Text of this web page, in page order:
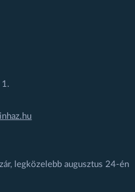
1.
legközelebb augusztus 24-én